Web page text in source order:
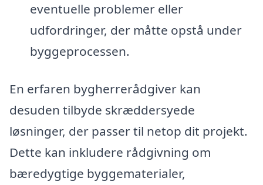
eventuelle problemer eller
udfordringer, der måtte opstå under
byggeprocessen.
En erfaren bygherrerådgiver kan
desuden tilbyde skræddersyede
løsninger, der passer til netop dit projekt.
Dette kan inkludere rådgivning om
bæredygtige byggematerialer,